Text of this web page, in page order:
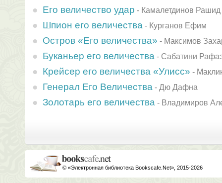
Его величество удар - Камалетдинов Рашид
Шпион его величества - Курганов Ефим
Остров «Его величества» - Максимов
Буканьер его величества - Сабатини
Крейсер его величества «Улисс» -
Генерал Его Величества - Дю Дафна
Золотарь его величества - Владимиров
© «Электронная библиотека Bookscafe.Net», 2015-2026